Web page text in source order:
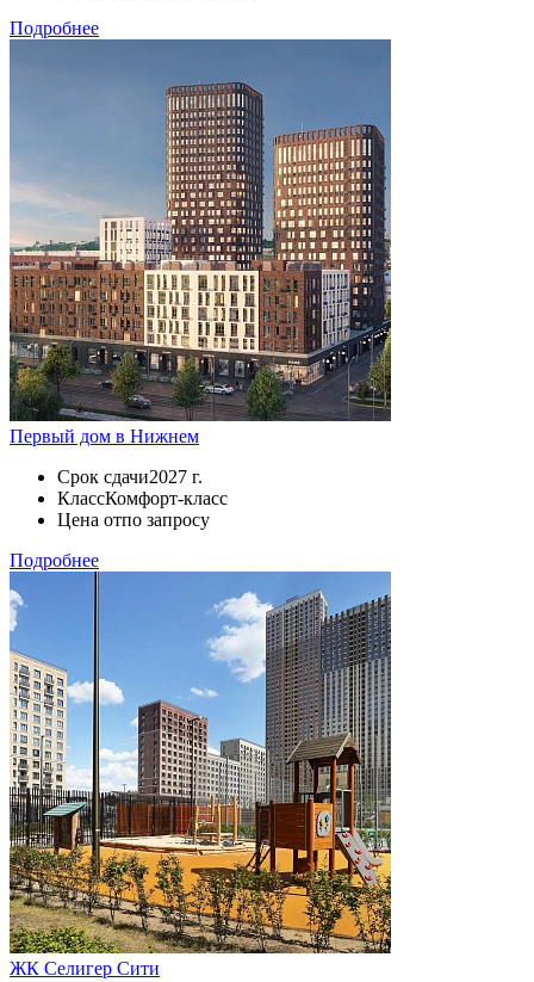
Подробнее
Первый дом в Нижнем
Срок сдачи2027 г.
КлассКомфорт-класс
Цена отпо запросу
Подробнее
ЖК Селигер Сити